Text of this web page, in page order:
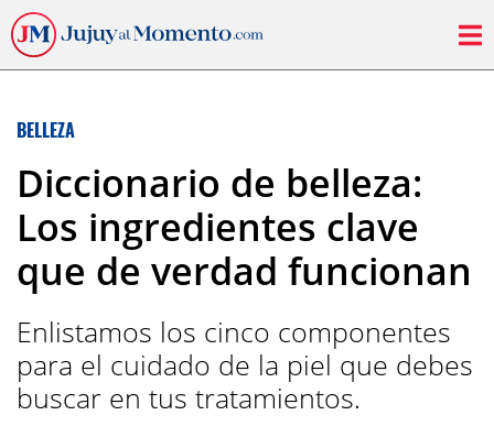
BELLEZA
Diccionario de belleza:
Los ingredientes clave
que de verdad funcionan
Enlistamos los cinco componentes
para el cuidado de la piel que debes
buscar en tus tratamientos.